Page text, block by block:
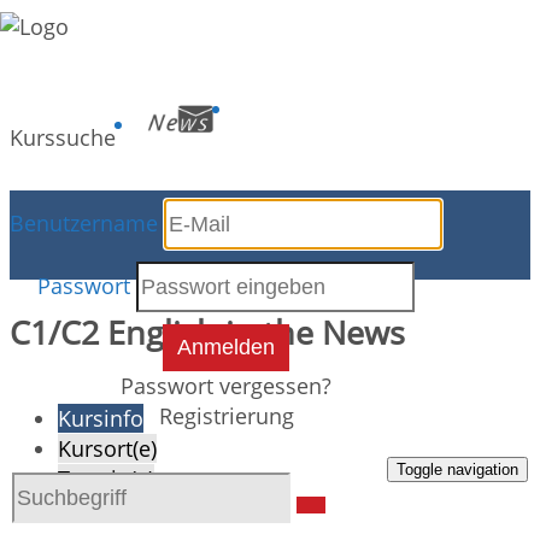
Kurssuche
Benutzername
Passwort
Anmelden
Passwort vergessen?
Registrierung
Toggle navigation
Kursdetails
C1/C2 English in the News
Kursinfo
Kursort(e)
Termin(e)
Dozent(en)